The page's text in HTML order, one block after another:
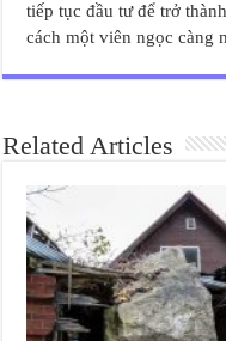
tiếp tục đầu tư để trở
cách một viên ngọc càng
Related Articles